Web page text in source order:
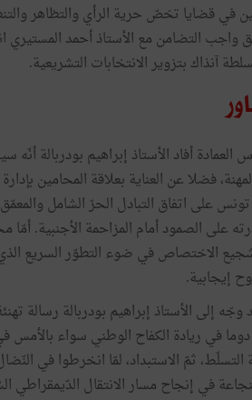
في قضايا تخصّ حرية الرأي والتظاهر
التضامن مع الأستاذ أحمد المستيري
أفاد الأستاذ إبراهيم بودربالة أنّه
فضلا عن العناية بعلاقة المحامين
على اتفاق التبادل الحرّ الشامل
على الصمود أمام المزاحمة الأجنبية.
الاختصاص في ضوء التطوّر السريع
إيجابية.
إلى الأستاذ إبراهيم بودربالة رسالة
دوما في ريادة الكفاح الوطني سواء
ثمّ الاستبداد، لمّا انخرطوا في
في إنجاح مسار الانتقال الدّيمقراطي